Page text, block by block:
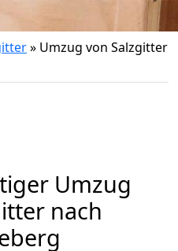
» Umzug von Salzgitter
Umzug
nach